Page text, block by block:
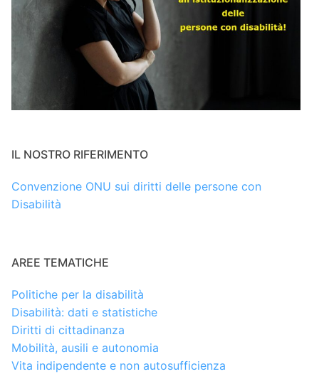
IL NOSTRO RIFERIMENTO
Convenzione ONU sui diritti delle persone con
Disabilità
AREE TEMATICHE
Politiche per la disabilità
Disabilità: dati e statistiche
Diritti di cittadinanza
Mobilità, ausili e autonomia
Vita indipendente e non autosufficienza